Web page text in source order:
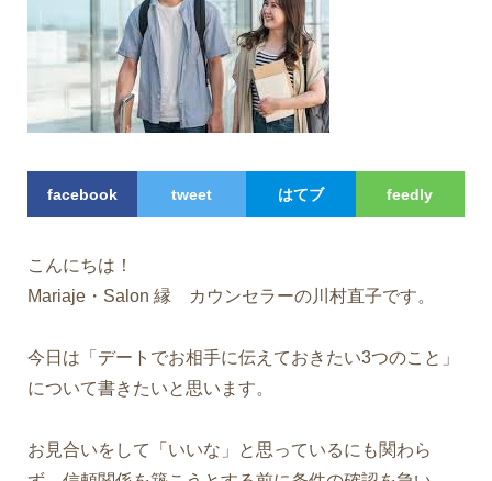
facebook tweet はてブ feedly
こんにちは！
Mariaje・Salon 縁 カウンセラーの川村直子です。
今日は「デートでお相手に伝えておきたい3つのこと」
について書きたいと思います。
お見合いをして「いいな」と思っているにも関わら